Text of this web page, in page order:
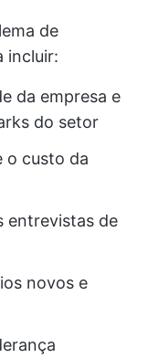
de
incluir:
da empresa e
do setor
o custo da
entrevistas de
novos e